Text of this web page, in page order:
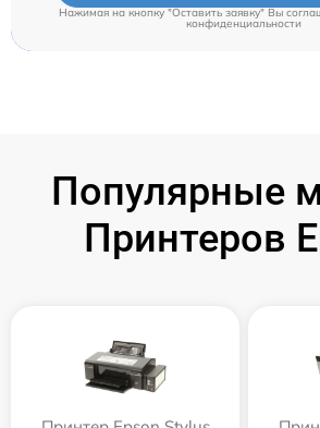
Нажимая на кнопку "Оставить заявку" Вы
конфиденциальности
Популярные
Принтеров